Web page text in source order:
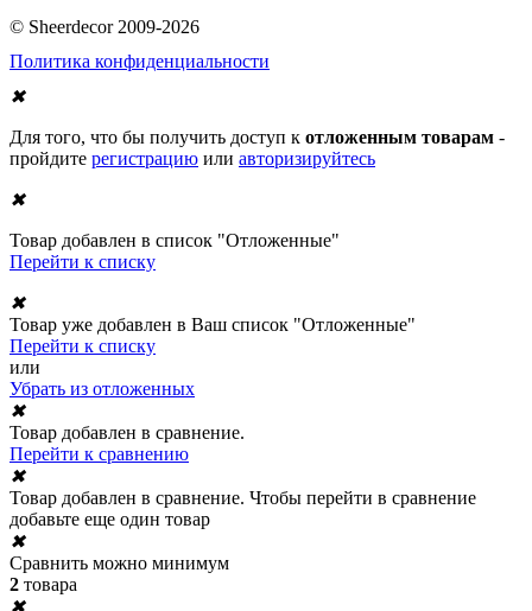
© Sheerdecor 2009-2026
Политика конфиденциальности
✖
Для того, что бы получить доступ к отложенным товарам -
пройдите регистрацию или авторизируйтесь
✖
Товар добавлен в список "Отложенные"
Перейти к списку
✖
Товар уже добавлен в Ваш список "Отложенные"
Перейти к списку
или
Убрать из отложенных
✖
Товар добавлен в сравнение.
Перейти к сравнению
✖
Товар добавлен в сравнение. Чтобы перейти в сравнение
добавьте еще один товар
✖
Сравнить можно минимум
2 товара
✖